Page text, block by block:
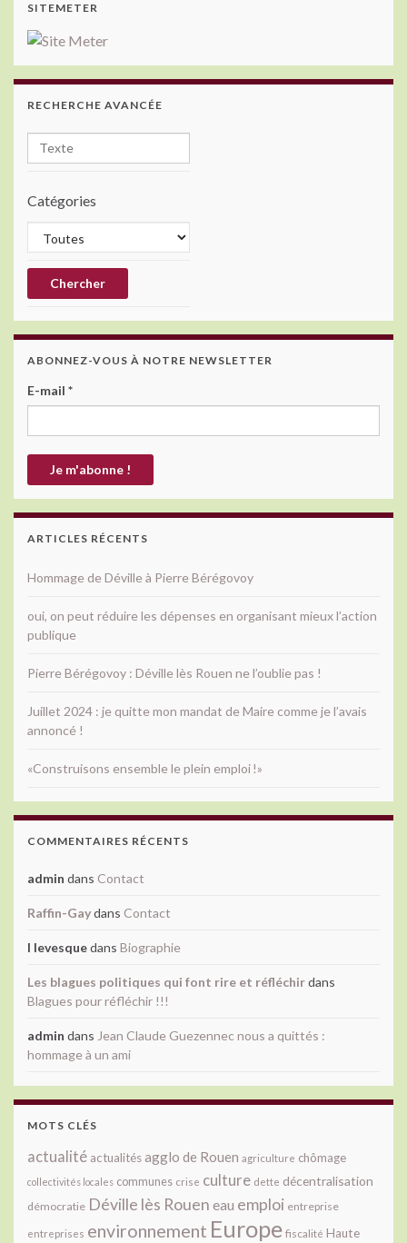
SITEMETER
RECHERCHE AVANCÉE
Catégories
ABONNEZ-VOUS À NOTRE NEWSLETTER
E-mail *
ARTICLES RÉCENTS
Hommage de Déville à Pierre Bérégovoy
oui, on peut réduire les dépenses en organisant mieux l’action
publique
Pierre Bérégovoy : Déville lès Rouen ne l’oublie pas !
Juillet 2024 : je quitte mon mandat de Maire comme je l’avais
annoncé !
«Construisons ensemble le plein emploi !»
COMMENTAIRES RÉCENTS
admin dans Contact
Raffin-Gaydans Contact
l levesquedans Biographie
Les blagues politiques qui font rire et réfléchirdans
Blagues pour réfléchir !!!
admin dans Jean Claude Guezennec nous a quittés :
hommage à un ami
MOTS CLÉS
actualité actualitésagglo de Rouen agriculture chômage
collectivités locales communes crise culture dette décentralisation
démocratie Déville lès Rouen eau emploi entreprise
entreprises environnement Europe fiscalité Haute